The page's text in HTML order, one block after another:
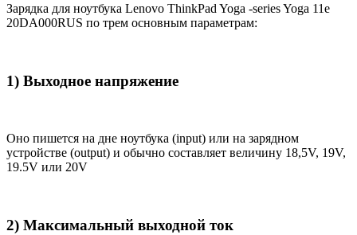
Зарядка для ноутбука Lenovo ThinkPad Yoga -series Yoga 11e
20DA000RUS по трем основным параметрам:
1) Выходное напряжение
Оно пишется на дне ноутбука (input) или на зарядном
устройстве (output) и обычно составляет величину 18,5V, 19V,
19.5V или 20V
2) Максимальный выходной ток